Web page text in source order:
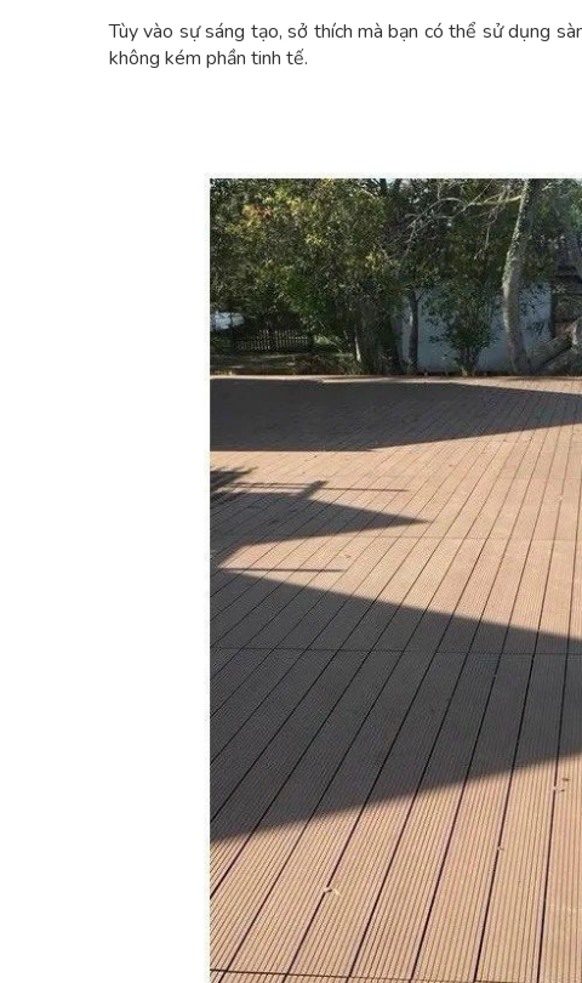
Tùy vào sự sáng tạo, sở thích mà bạn có thể sử dụng
không kém phần tinh tế.